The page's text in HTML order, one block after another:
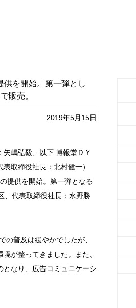
を開始。第一弾とし
販売。
2019年5月15日
嶋弘毅、以下 博報堂ＤＹ
取締役社長：北村健一）
の提供を開始。第一弾となる
、代表取締役社長：水野勝
普及は緩やかでしたが、
が整ってきました。また、
なり、広告コミュニケーシ